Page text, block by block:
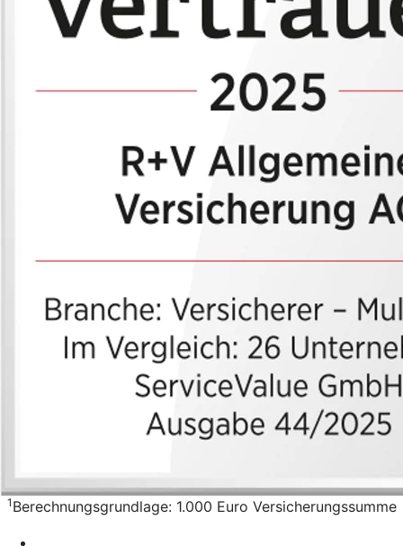
1 Berechnungsgrundlage: 1.000 Euro Versicherungssumme